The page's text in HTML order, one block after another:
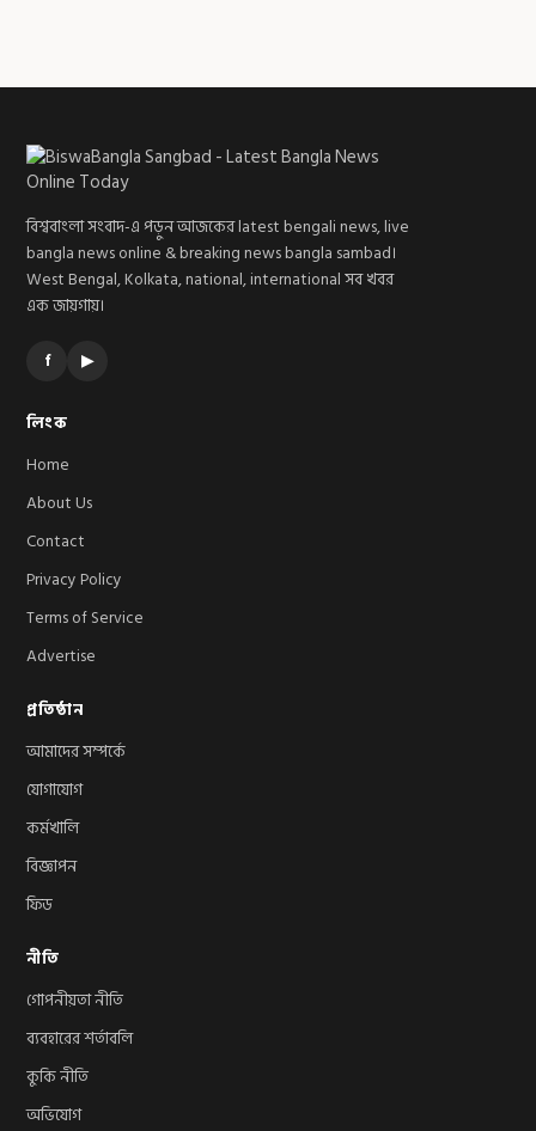
বিশ্ববাংলা সংবাদ-এ পড়ুন আজকের latest bengali news, live
bangla news online & breaking news bangla sambad।
West Bengal, Kolkata, national, international সব খবর
এক জায়গায়।
f ▶
লিংক
Home
About Us
Contact
Privacy Policy
Terms of Service
Advertise
প্রতিষ্ঠান
আমাদের সম্পর্কে
যোগাযোগ
কর্মখালি
বিজ্ঞাপন
ফিড
নীতি
গোপনীয়তা নীতি
ব্যবহারের শর্তাবলি
কুকি নীতি
অভিযোগ